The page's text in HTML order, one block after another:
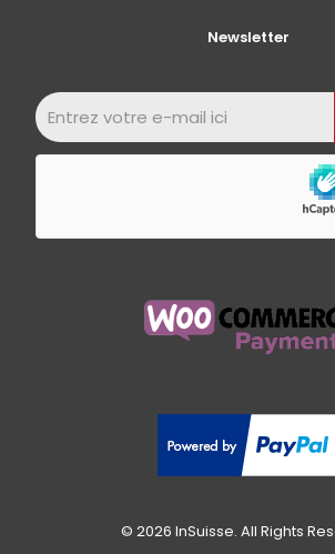
Newsletter
© 2026 InSuisse. All Rights